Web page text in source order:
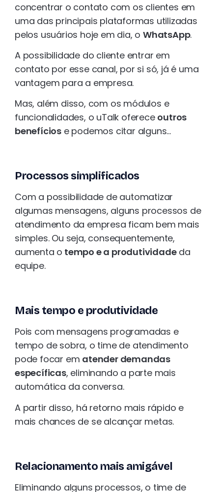
concentrar o contato com os clientes em
uma das principais plataformas utilizadas
pelos usuários hoje em dia, oWhatsApp.
A possibilidade do cliente entrar em
contato por esse canal, por si só, já é uma
vantagem para a empresa.
Mas, além disso, com os módulos e
funcionalidades, o uTalk oferece outros
benefícios e podemos citar alguns…
Processos simplificados
Com a possibilidade de automatizar
algumas mensagens, alguns processos de
atendimento da empresa ficam bem mais
simples. Ou seja, consequentemente,
aumenta o tempo e a produtividadeda
equipe.
Mais tempo e produtividade
Pois com mensagens programadas e
tempo de sobra, o time de atendimento
pode focar em atender demandas
específicas, eliminando a parte mais
automática da conversa.
A partir disso, há retorno mais rápido e
mais chances de se alcançar metas.
Relacionamento mais amigável
Eliminando alguns processos, o time de